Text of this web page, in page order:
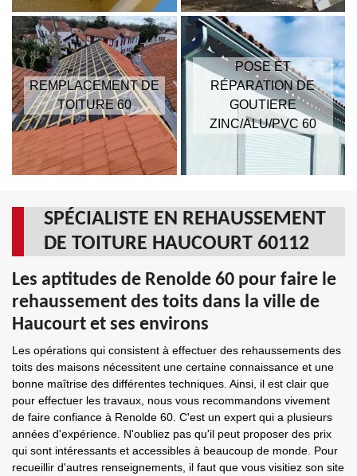
REMPLACEMENT DE
TOITURE 60
POSE ET
RÉPARATION DE
GOUTIERE
ZINC/ALU/PVC 60
SPÉCIALISTE EN REHAUSSEMENT
DE TOITURE HAUCOURT 60112
Les aptitudes de Renolde 60 pour faire le
rehaussement des toits dans la ville de
Haucourt et ses environs
Les opérations qui consistent à effectuer des rehaussements des
toits des maisons nécessitent une certaine connaissance et une
bonne maîtrise des différentes techniques. Ainsi, il est clair que
pour effectuer les travaux, nous vous recommandons vivement
de faire confiance à Renolde 60. C'est un expert qui a plusieurs
années d'expérience. N'oubliez pas qu'il peut proposer des prix
qui sont intéressants et accessibles à beaucoup de monde. Pour
recueillir d'autres renseignements, il faut que vous visitiez son site